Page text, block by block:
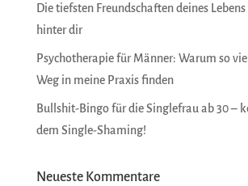
Die tiefsten Freundschaften deines
hinter dir
Psychotherapie für Männer: Warum so
Weg in meine Praxis finden
Bullshit-Bingo für die Singlefrau ab 30 –
dem Single-Shaming!
Neueste Kommentare